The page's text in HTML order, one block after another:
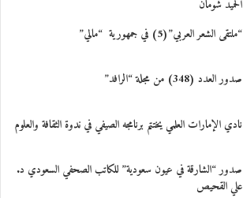
الحميد شومان
“ملتقى الشعر العربي”(5) في جمهورية “مالي”
صدور العدد (348) من مجلة “الرافد”
نادي الإمارات العلمي يختتم برنامجه الصيفي في ندوة الثقافة والعلوم
صدور “الشارقة في عيون سعودية” للكاتب الصحفي السعودي د.
علي القحيص